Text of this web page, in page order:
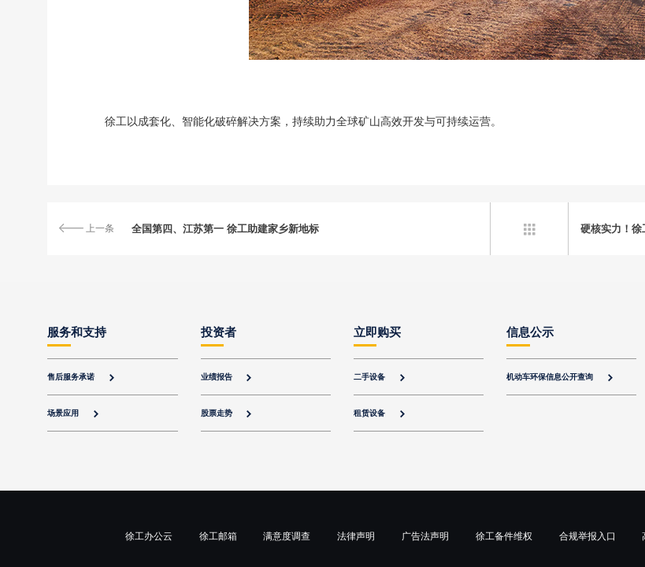
徐工以成套化、智能化破碎解决方案，持续助力全球矿山高效开发与可持续运营。
上一条 全国第四、江苏第一 徐工助建家乡新地标 硬核实力！

服务和支持
售后服务承诺 
场景应用 
投资者
业绩报告 
股票走势 
立即购买
二手设备 
租赁设备 
信息公示
机动车环保信息公开查询 
徐工办公云 徐工邮箱 满意度调查 法律声明 广告法声明 徐工备件维权 合规举报入口